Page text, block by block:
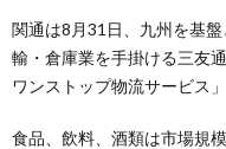
関通は8月31日、九州を基
輸・倉庫業を手掛ける三友
ワンストップ物流サービス
食品、飲料、酒類は市場規